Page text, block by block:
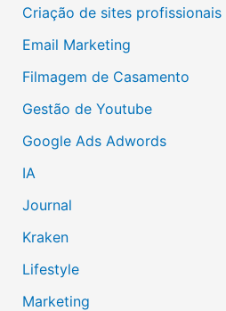
Criação de sites profissionais
Email Marketing
Filmagem de Casamento
Gestão de Youtube
Google Ads Adwords
IA
Journal
Kraken
Lifestyle
Marketing